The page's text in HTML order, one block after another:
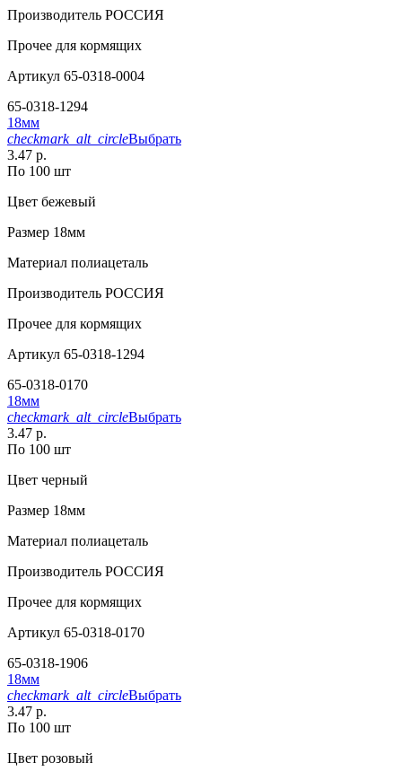
Производитель РОССИЯ
Прочее для кормящих
Артикул 65-0318-0004
65-0318-1294
18мм
checkmark_alt_circleВыбрать
3.47 р.
По 100 шт
Цвет бежевый
Размер 18мм
Материал полиацеталь
Производитель РОССИЯ
Прочее для кормящих
Артикул 65-0318-1294
65-0318-0170
18мм
checkmark_alt_circleВыбрать
3.47 р.
По 100 шт
Цвет черный
Размер 18мм
Материал полиацеталь
Производитель РОССИЯ
Прочее для кормящих
Артикул 65-0318-0170
65-0318-1906
18мм
checkmark_alt_circleВыбрать
3.47 р.
По 100 шт
Цвет розовый